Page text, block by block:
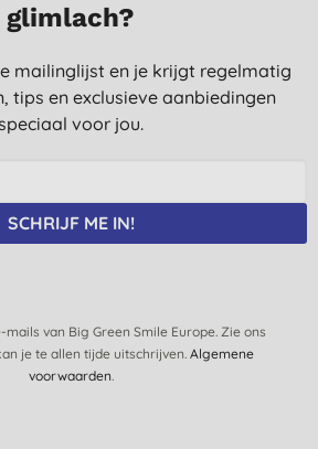
glimlach?
mailinglijst en je krijgt regelmatig
tips en exclusieve aanbiedingen
voor jou.
SCHRIJF ME IN!
van Big Green Smile Europe. Zie ons
je te allen tijde uitschrijven. Algemene
voorwaarden.